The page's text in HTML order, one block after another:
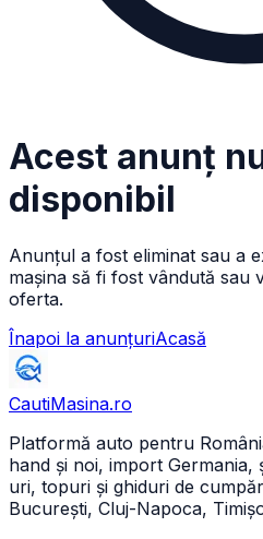
Acest anunț
disponibil
Anunțul a fost eliminat sau a
mașina să fi fost vândută sau
oferta.
Înapoi la anunțuriAcasă
CautiMasina.ro
Platformă auto pentru
hand și noi, import
uri, topuri și ghiduri de
București, Cluj-Napoca,